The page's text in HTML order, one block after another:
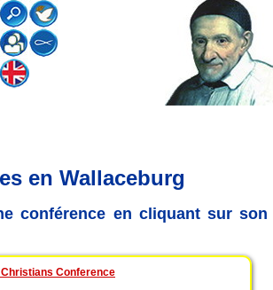
en Wallaceburg
conférence en cliquant sur son
Conference